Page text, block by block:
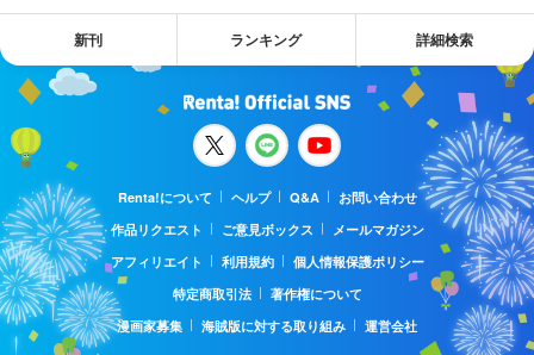
新刊 ランキング 詳細検索
Renta!について ヘルプ Q&A
お問い合わせ
作品リクエスト
ご意見ボックス
メールマガジン
アフィリエイト
利用規約
個人情報保護ポリシー
特定商取引法
著作権について
漫画家募集
海賊版に対する取り組み 運営会社